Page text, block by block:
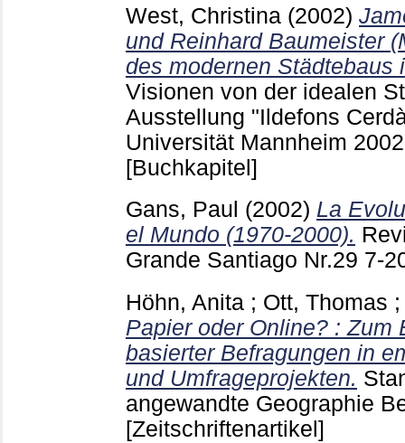
West, Christina (2002)
und Reinhard Baumeister
des modernen Städtebaus
Visionen von der idealen
Ausstellung "Ildefons
Universität Mannheim
[Buchkapitel]
Gans, Paul (2002) La
el Mundo (1970-2000).
Grande Santiago Nr.29 7-
Höhn, Anita ; Ott, Thomas
Papier oder Online? : Zum
basierter Befragungen in
und Umfrageprojekten.
angewandte Geographie
[Zeitschriftenartikel]